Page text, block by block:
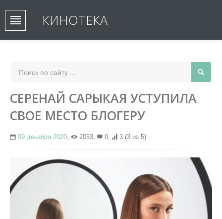
КИНОТЕКА
СЕРЕНАЙ САРЫКАЯ УСТУПИЛА
СВОЕ МЕСТО БЛОГЕРУ
09 декабря 2020, 2053, 0, 3 (3 из 5)